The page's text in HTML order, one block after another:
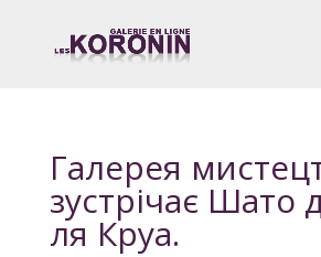
Галерея
зустрічає Шато
ля Круа.